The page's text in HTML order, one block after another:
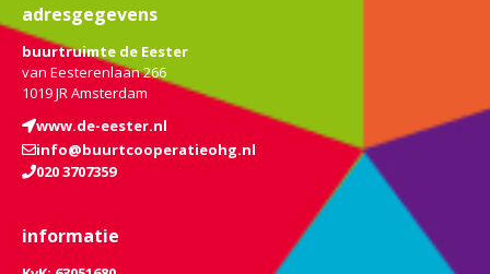
adresgegevens
buurtruimte de Eester
van Eesterenlaan 266
1019 JR Amsterdam
www.de-eester.nl
info@buurtcooperatieohg.nl
020 3707359
informatie